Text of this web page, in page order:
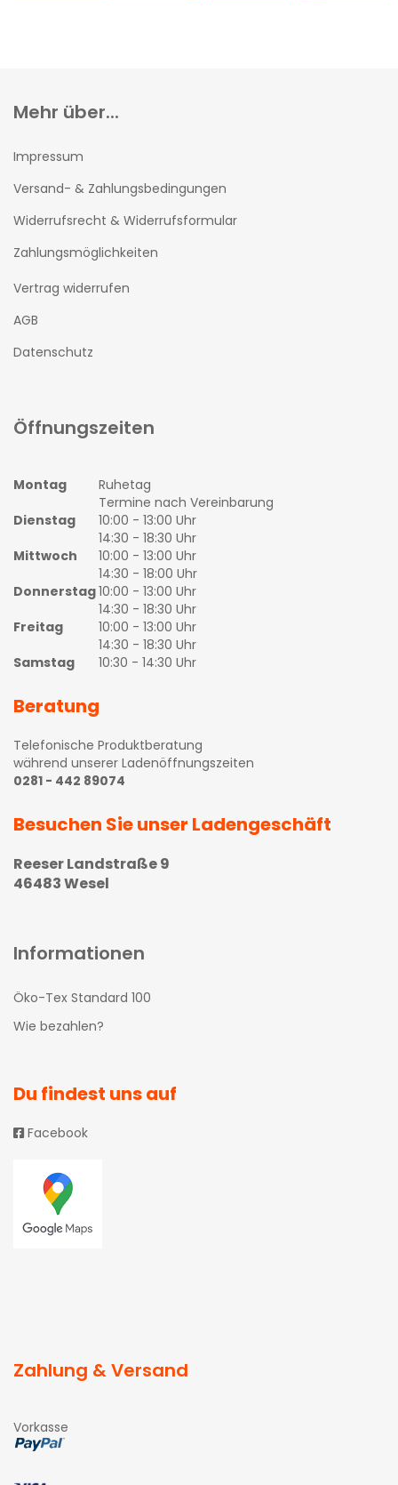
Mehr über...
Impressum
Versand- & Zahlungsbedingungen
Widerrufsrecht & Widerrufsformular
Zahlungsmöglichkeiten
Vertrag widerrufen
AGB
Datenschutz
Öffnungszeiten
Montag
Ruhetag
Termine nach Vereinbarung
Dienstag
10:00 - 13:00 Uhr
14:30 - 18:30 Uhr
Mittwoch
10:00 - 13:00 Uhr
14:30 - 18:00 Uhr
Donnerstag10:00 - 13:00 Uhr
14:30 - 18:30 Uhr
Freitag
10:00 - 13:00 Uhr
14:30 - 18:30 Uhr
Samstag
10:30 - 14:30 Uhr
Beratung
Telefonische Produktberatung
während unserer Ladenöffnungszeiten
0281 - 442 89074
Besuchen Sie unser Ladengeschäft
Reeser Landstraße 9
46483 Wesel
Informationen
Öko-Tex Standard 100
Wie bezahlen?
Du findest uns auf
Facebook
Zahlung & Versand
Vorkasse